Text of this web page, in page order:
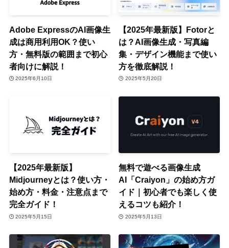
Adobe ExpressのAI画像生
成は商用利用OK？使い
方・無料版の範囲まで初心
者向けに解説！
2025年6月10日
【2025年最新版】Fotorと
は？AI画像生成・写真編
集・デザイン機能まで使い
方を徹底解説！
2025年5月20日
【2025年最新版】
Midjourneyとは？使い方・
始め方・料金・注意点まで
完全ガイド！
2025年5月15日
無料で遊べる画像生成
AI「Craiyon」の始め方ガ
イド｜初心者でも楽しく使
えるコツも紹介！
2025年5月13日